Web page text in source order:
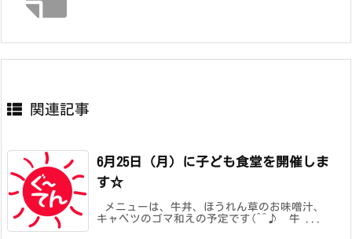
関連記事
6月25日（月）に子ども食堂を開催しま
す☆
メニューは、牛丼、ほうれん草のお味噌汁、
キャベツのゴマ和えの予定です(^^♪ 牛 ...